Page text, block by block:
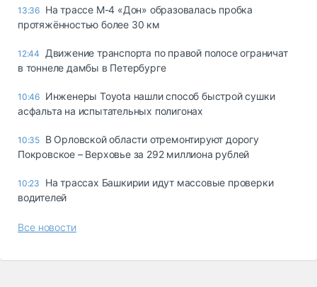
13:36 На трассе М-4 «Дон» образовалась пробка
протяжённостью более 30 км
12:44
Движение транспорта по правой полосе ограничат
в тоннеле дамбы в Петербурге
10:46 Инженеры Toyota нашли способ быстрой сушки
асфальта на испытательных полигонах
10:35 В Орловской области отремонтируют дорогу
Покровское – Верховье за 292 миллиона рублей
10:23
На трассах Башкирии идут массовые проверки
водителей
Все новости